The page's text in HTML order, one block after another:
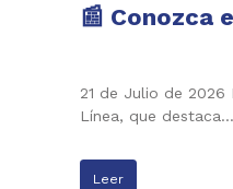
📰 Conozca
21 de Julio de
Línea, que destaca…
Leer